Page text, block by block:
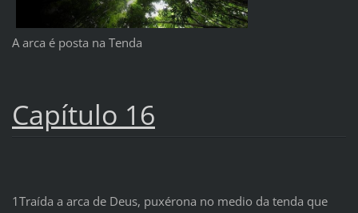
A arca é posta na Tenda
Capítulo 16
1Traída a arca de Deus, puxérona no medio da tenda que